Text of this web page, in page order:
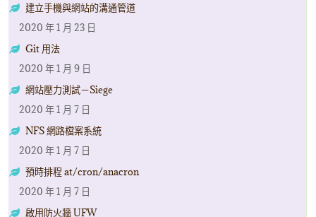
建立手機與網站的溝通管道
2020 年 1 月 23 日
Git 用法
2020 年 1 月 9 日
網站壓力測試－Siege
2020 年 1 月 7 日
NFS 網路檔案系統
2020 年 1 月 7 日
預時排程 at/cron/anacron
2020 年 1 月 7 日
啟用防火牆 UFW